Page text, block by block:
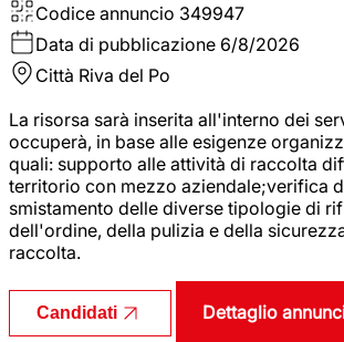
Codice annuncio 349947
Data di pubblicazione 6/8/2026
Città Riva del Po
La risorsa sarà inserita all'interno dei
occuperà, in base alle esigenze
quali: supporto alle attività di raccolta
territorio con mezzo aziendale;verifica
smistamento delle diverse tipologie di
dell'ordine, della pulizia e della
raccolta.
Candidati Dettaglio